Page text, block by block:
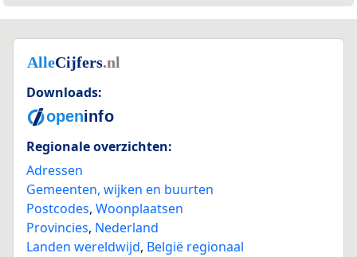
Downloads:
Regionale overzichten:
Adressen
Gemeenten, wijken en buurten
Postcodes, Woonplaatsen
Provincies, Nederland
Landen wereldwijd, België regionaal